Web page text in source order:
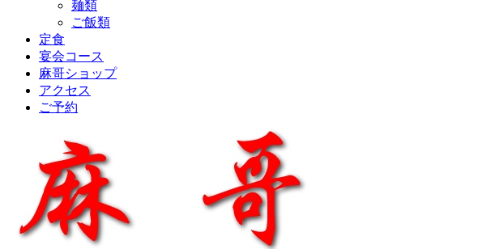
麺類
ご飯類
定食
宴会コース
麻哥ショップ
アクセス
ご予約